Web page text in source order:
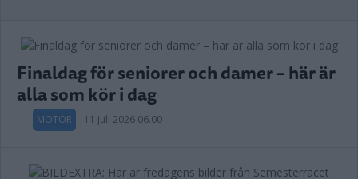
Finaldag för seniorer och damer – här är
alla som kör i dag
MOTOR 11 juli 2026 06.00